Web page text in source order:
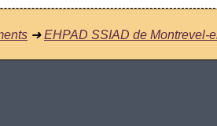
➜EHPAD SSIAD de Montrevel-